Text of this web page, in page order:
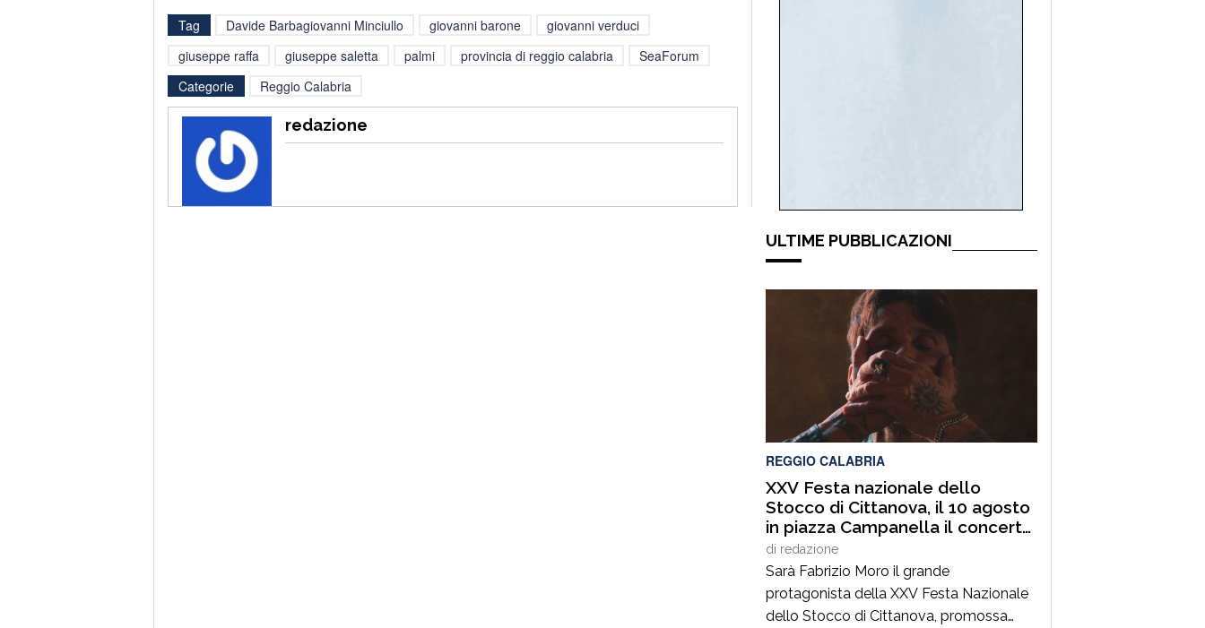
Tag Davide Barbagiovanni Minciullo giovanni barone
giovanni verduci
giuseppe raffa
giuseppe saletta palmi provincia di reggio calabria
SeaForum
Categorie
Reggio Calabria
redazione
ULTIME PUBBLICAZIONI
REGGIO CALABRIA
XXV Festa nazionale dello
Stocco di Cittanova, il 10 agosto
in piazza Campanella il concerto
di Fabrizio Moro
di redazione
Sarà Fabrizio Moro il grande
protagonista della XXV Festa Nazionale
dello Stocco di Cittanova, promossa